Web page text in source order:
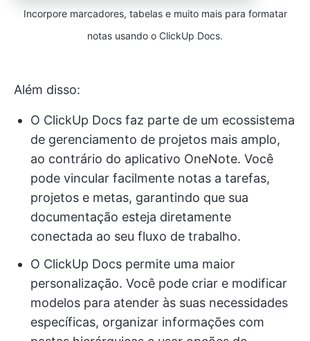
Incorpore marcadores, tabelas e muito mais para formatar
notas usando o ClickUp Docs.
Além disso:
O ClickUp Docs faz parte de um ecossistema
de gerenciamento de projetos mais amplo,
ao contrário do aplicativo OneNote. Você
pode vincular facilmente notas a tarefas,
projetos e metas, garantindo que sua
documentação esteja diretamente
conectada ao seu fluxo de trabalho.
O ClickUp Docs permite uma maior
personalização. Você pode criar e modificar
modelos para atender às suas necessidades
específicas, organizar informações com